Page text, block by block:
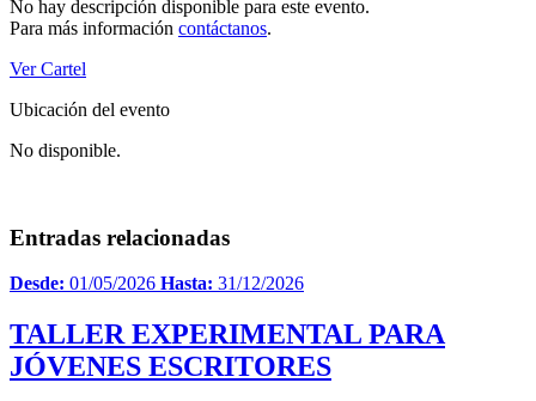
No hay descripción disponible para este evento.
Para más información contáctanos.
Ver Cartel
Ubicación del evento
No disponible.
Entradas relacionadas
Desde: 01/05/2026 Hasta: 31/12/2026
TALLER EXPERIMENTAL PARA
JÓVENES ESCRITORES